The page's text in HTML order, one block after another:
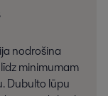
nodrošina
minimumam
Dubulto lūpu